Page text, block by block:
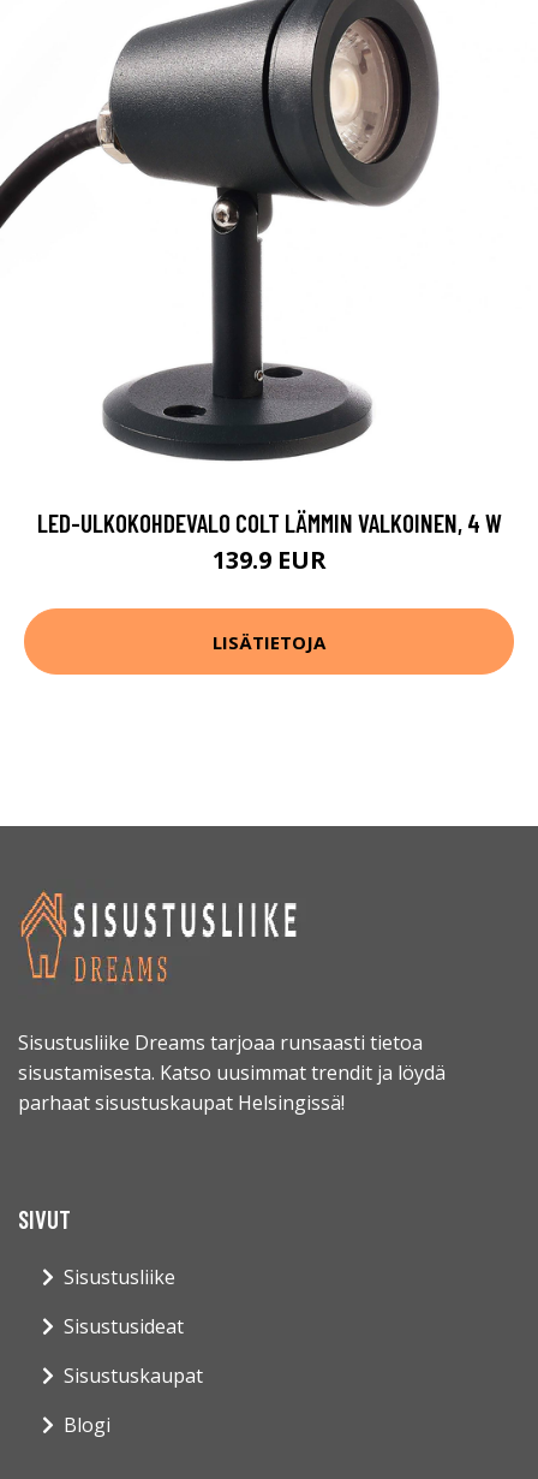
LED-ULKOKOHDEVALO COLT LÄMMIN VALKOINEN, 4 W
139.9 EUR
LISÄTIETOJA
Sisustusliike Dreams tarjoaa runsaasti tietoa
sisustamisesta. Katso uusimmat trendit ja löydä
parhaat sisustuskaupat Helsingissä!
SIVUT
Sisustusliike
Sisustusideat
Sisustuskaupat
Blogi